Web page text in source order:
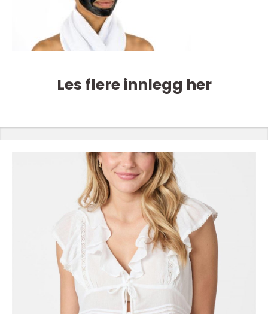
Les flere innlegg her